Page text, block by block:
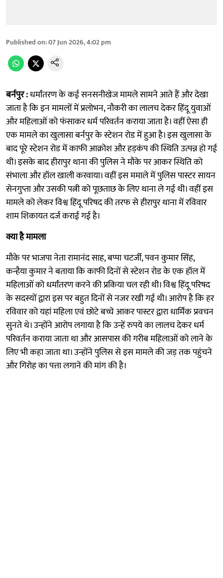
Published on:07 Jun 2026, 4:02 pm
बर्नपुर :धर्मांतरण के कई सनसनीखेज मामले सामने आते हैं और देखा
जाता है कि इन मामलों में प्रलोभन, नौकरी का लालच देकर हिंदू युवाओं
और महिलाओं को फंसाकर धर्म परिवर्तन कराया जाता है। वहीं ऐसा ही
एक मामले का खुलासा बर्नपुर के स्टेशन रोड में हुआ है। इस खुलासा के
बाद पूरे स्टेशन रोड में काफी आक्रोश और हड़कंप की स्थिति उत्पन्न हो गई
थी। इसके बाद हीरापुर थाना की पुलिस ने मौके पर आकर स्थिति को
संभाला और हॉल खाली करवाया। वहीं इस ममाले में पुलिस पास्टर सायन
सेनगुप्ता और उसकी पत्नी को पूछताछ के लिए थाना ले गई थी। वहीं इस
मामले को लेकर विश्व हिंदू परिषद की तरफ से हीरापुर थाना में रविवार
शाम शिकायत दर्ज कराई गई है।
क्या है मामला
मौके पर भाजपा नेता रामानंद साह, बप्पा चटर्जी, पवन कुमार सिंह,
कन्हैया कुमार ने बताया कि काफी दिनों से स्टेशन रोड के एक हॉल में
महिलाओं को धर्मांतरण करने की प्रकिया चल रही थी। विश्व हिंदू परिषद
के सदस्यों द्वारा इस पर बहुत दिनों से नजर रखी गई थी। आरोप है कि हर
रविवार को यहां महिला एवं छोटे बच्चे आकर पास्टर द्वारा धार्मिक प्रवचन
सुनते थे। उन्होंने आरोप लगाया है कि उन्हें रुपये का लालच देकर धर्म
परिवर्तन कराया जाता था और आसपास की गरीब महिलाओं को लाने के
लिए भी कहा जाता था। उन्होंने पुलिस से इस मामले की जड़ तक पहुंचने
और गिरोह का पत्ता लगाने की मांग की है।